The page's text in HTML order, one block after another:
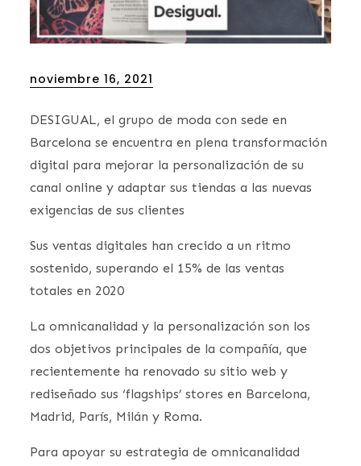
Posted
noviembre 16, 2021
DESIGUAL, el grupo de moda con sede en
Barcelona se encuentra en plena transformación
digital para mejorar la personalización de su
canal online y adaptar sus tiendas a las nuevas
exigencias de sus clientes
Sus ventas digitales han crecido a un ritmo
sostenido, superando el 15% de las ventas
totales en 2020
La omnicanalidad y la personalización son los
dos objetivos principales de la compañía, que
recientemente ha renovado su sitio web y
rediseñado sus ‘flagships’ stores en Barcelona,
Madrid, París, Milán y Roma.
Para apoyar su estrategia de omnicanalidad